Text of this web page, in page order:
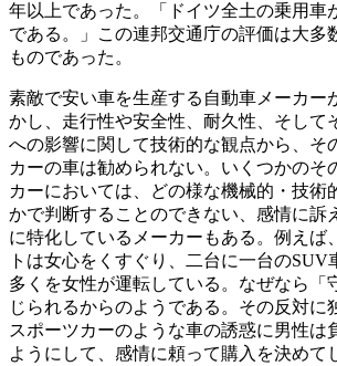
年以上であった。「ドイツ全土の乗用車
である。」この連邦交通庁の評価は大多
ものであった。
素敵で安い車を生産する自動車メーカー
かし、走行性や安全性、耐久性、そして
への影響に関して技術的な観点から、そ
カーの車は勧められない。いくつかのそ
カーにおいては、どの様な機械的・技術
かで判断することのできない、感情に訴
に特化しているメーカーもある。例えば
トは女心をくすぐり、二台に一台のSUV
多くを女性が運転している。なぜなら「
じられるからのようである。その反対に
スポーツカーのような車の誘惑に男性は
ようにして、感情に頼って購入を決めて